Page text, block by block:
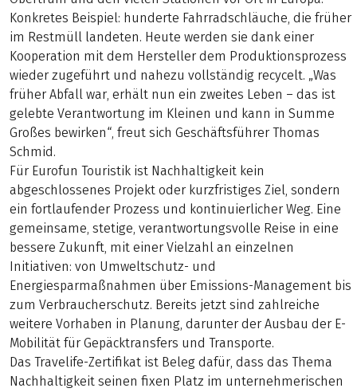
Konkretes Beispiel: hunderte Fahrradschläuche, die früher
im Restmüll landeten. Heute werden sie dank einer
Kooperation mit dem Hersteller dem Produktionsprozess
wieder zugeführt und nahezu vollständig recycelt. „Was
früher Abfall war, erhält nun ein zweites Leben – das ist
gelebte Verantwortung im Kleinen und kann in Summe
Großes bewirken“, freut sich Geschäftsführer Thomas
Schmid.
Für Eurofun Touristik ist Nachhaltigkeit kein
abgeschlossenes Projekt oder kurzfristiges Ziel, sondern
ein fortlaufender Prozess und kontinuierlicher Weg. Eine
gemeinsame, stetige, verantwortungsvolle Reise in eine
bessere Zukunft, mit einer Vielzahl an einzelnen
Initiativen: von Umweltschutz- und
Energiesparmaßnahmen über Emissions-Management bis
zum Verbraucherschutz. Bereits jetzt sind zahlreiche
weitere Vorhaben in Planung, darunter der Ausbau der E-
Mobilität für Gepäcktransfers und Transporte.
Das Travelife-Zertifikat ist Beleg dafür, dass das Thema
Nachhaltigkeit seinen fixen Platz im unternehmerischen